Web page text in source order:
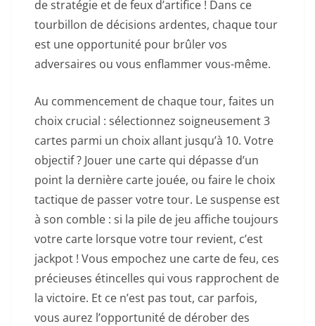
de stratégie et de feux d’artifice ! Dans ce
tourbillon de décisions ardentes, chaque tour
est une opportunité pour brûler vos
adversaires ou vous enflammer vous-même.
Au commencement de chaque tour, faites un
choix crucial : sélectionnez soigneusement 3
cartes parmi un choix allant jusqu’à 10. Votre
objectif ? Jouer une carte qui dépasse d’un
point la dernière carte jouée, ou faire le choix
tactique de passer votre tour. Le suspense est
à son comble : si la pile de jeu affiche toujours
votre carte lorsque votre tour revient, c’est
jackpot ! Vous empochez une carte de feu, ces
précieuses étincelles qui vous rapprochent de
la victoire. Et ce n’est pas tout, car parfois,
vous aurez l’opportunité de dérober des